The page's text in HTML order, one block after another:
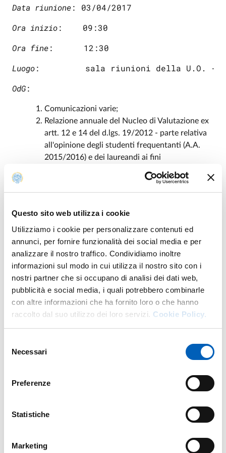
Questo sito web utilizza i cookie
Utilizziamo i cookie per personalizzare contenuti ed
annunci, per fornire funzionalità dei social media e per
analizzare il nostro traffico. Condividiamo inoltre
informazioni sul modo in cui utilizza il nostro sito con i
nostri partner che si occupano di analisi dei dati web,
pubblicità e social media, i quali potrebbero combinarle
con altre informazioni che ha fornito loro o che hanno
raccolto dal suo utilizzo dei loro servizi. Cookie Policy.
delNecessari
Preferenze
Statistiche
Marketing
Data riunione
Ora inizio
Ora fine
Luogo:         sala riunioni della U.O. -
OdG:
Comunicazioni varie;
Relazione annuale del Nucleo di Valutazione ex
artt. 12 e 14 del d.lgs. 19/2012 - parte relativa
all'opinione degli studenti frequentanti (A.A.
2015/2016) e dei laureandi ai fini
Attestazione OIV sull’assolvimento degli
sensi dell’art. 14, comma 4, lettera g), del d.lgs.
150/2009 e della delibera dell’Autorità
Nazionale Anticorruzione n. 236/2017;
Esiti dell’attività di esame dei documenti
prodotti dal PQA in relazione al sistema di AQ;
Varie ed eventuali.
Modificato il19/05/2022